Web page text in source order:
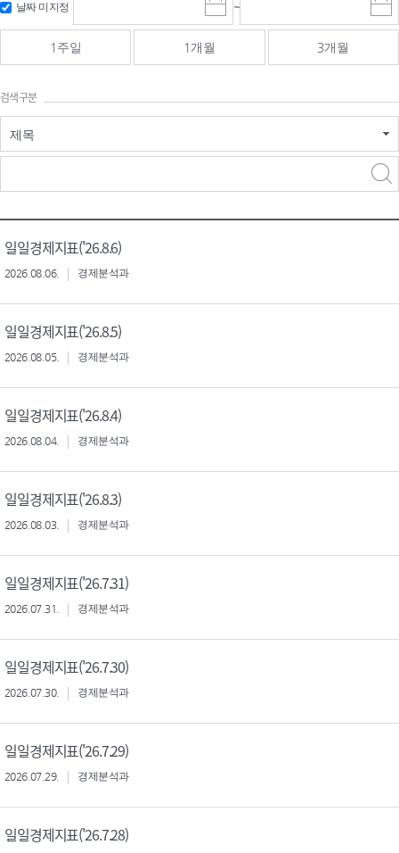
날짜 미지정
시
작
일
선
~
종
료
선
1주일 1개월 3개월
검색구분
제목
일일경제지표('26.8.6)
2026.08.06. 경제분석과
일일경제지표('26.8.5)
2026.08.05. 경제분석과
일일경제지표('26.8.4)
2026.08.04. 경제분석과
일일경제지표('26.8.3)
2026.08.03. 경제분석과
일일경제지표('26.7.31)
2026.07.31. 경제분석과
일일경제지표('26.7.30)
2026.07.30. 경제분석과
일일경제지표('26.7.29)
2026.07.29. 경제분석과
일일경제지표('26.7.28)